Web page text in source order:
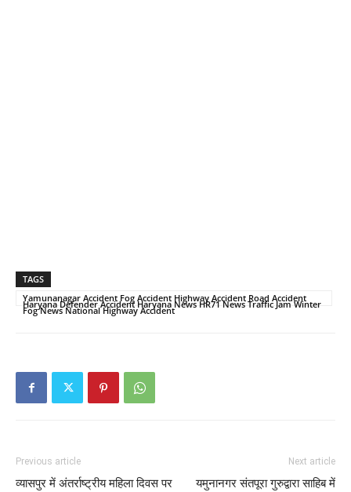
TAGS
Yamunanagar Accident Fog Accident Highway Accident Road Accident
Haryana Defender Accident Haryana News HR71 News Traffic Jam Winter
Fog News National Highway Accident
Previous article
व्यासपुर में अंतर्राष्ट्रीय महिला दिवस पर
Next article
यमुनानगर संतपूरा गुरुद्वारा साहिब में